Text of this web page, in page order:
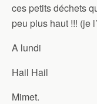
ces petits déchets
peu plus haut !!! (je
A lundi
Hail Hail
Mimet.